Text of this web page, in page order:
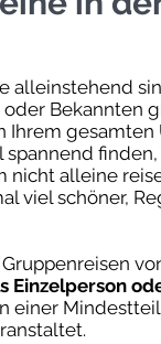
alleinstehend
oder Bekannten
Ihrem
spannend
nicht alleine
viel schöner,
Einzelperson
einer